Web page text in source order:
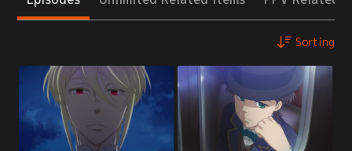
Sorting